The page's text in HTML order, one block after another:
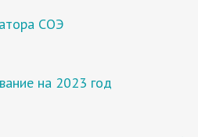
СОЭ
на 2023 год